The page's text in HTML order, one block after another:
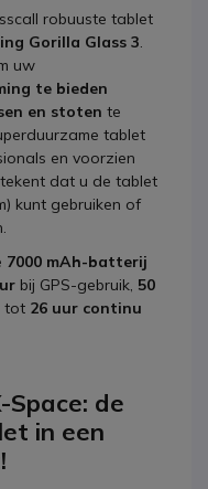
robuuste tablet
Gorilla Glass 3.
uw
te bieden
en stoten te
tablet
en voorzien
dat u de tablet
kunt gebruiken of
7000 mAh-batterij
bij GPS-gebruik, 50
tot 26 uur continu
Space: de
in een